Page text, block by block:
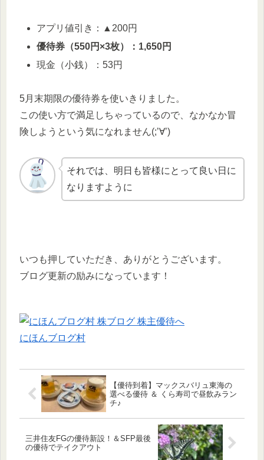
アプリ値引き：▲200円
優待券（550円×3枚）：1,650円
現金（小銭）：53円
5月末期限の優待券を使いきりました。
この使い方で満足しちゃっているので、なかなか冒
険しようという気になれません(;’∀’)
それでは、明日も皆様にとって良い日に
なりますように
いつも押していただき、ありがとうございます。
ブログ更新の励みになっています！
にほんブログ村
【優待到着】マックスバリュ東海の
選べる優待 ＆ くら寿司で昼飲みラン
チ♪
三井住友FGの優待新設！＆SFP最後
の優待でテイクアウト